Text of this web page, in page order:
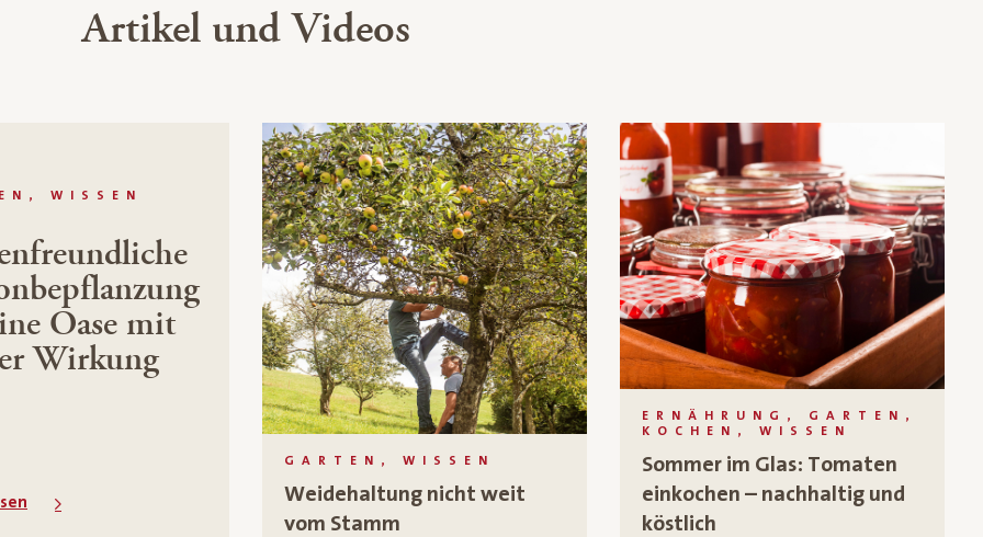
Artikel und Videos
WISSEN
Oase mit
Wirkung
GARTEN, WISSEN
Weidehaltung nicht weit
vom Stamm
ERNÄHRUNG, GARTEN,
KOCHEN, WISSEN
Sommer im Glas: Tomaten
einkochen – nachhaltig und
köstlich